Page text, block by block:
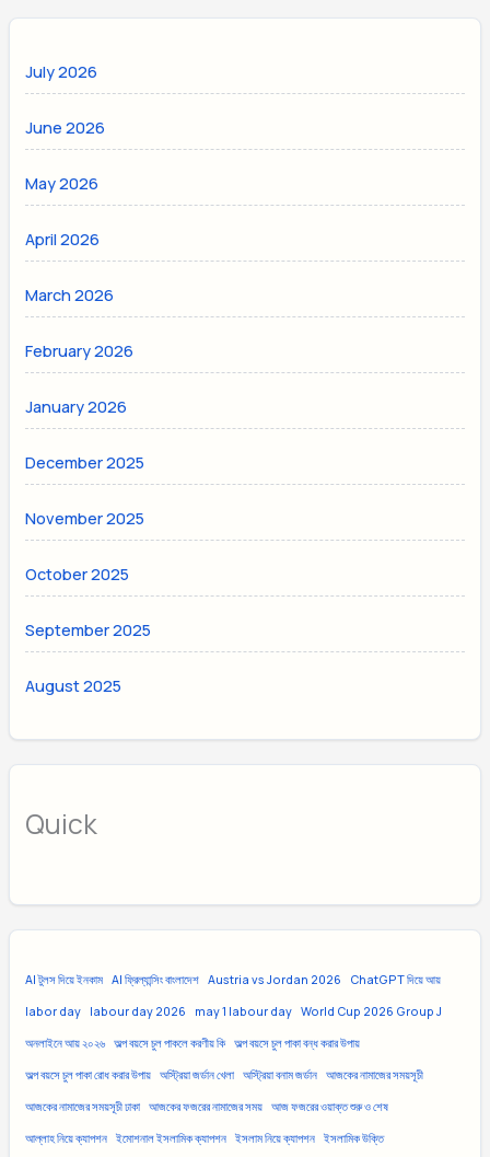
July 2026
June 2026
May 2026
April 2026
March 2026
February 2026
January 2026
December 2025
November 2025
October 2025
September 2025
August 2025
Quick
AI টুলস দিয়ে ইনকাম AI ফ্রিল্যান্সিং বাংলাদেশ Austria vs Jordan 2026 ChatGPT দিয়ে আয়
labor day labour day 2026 may 1 labour day World Cup 2026 Group J
অনলাইনে আয় ২০২৬ অল্প বয়সে চুল পাকলে করণীয় কি অল্প বয়সে চুল পাকা বন্ধ করার উপায়
অল্প বয়সে চুল পাকা রোধ করার উপায় অস্ট্রিয়া জর্ডান খেলা অস্ট্রিয়া বনাম জর্ডান আজকের নামাজের সময়সূচী
আজকের নামাজের সময়সূচী ঢাকা আজকের ফজরের নামাজের সময় আজ ফজরের ওয়াক্ত শুরু ও শেষ
আল্লাহ নিয়ে ক্যাপশন ইমোশনাল ইসলামিক ক্যাপশন ইসলাম নিয়ে ক্যাপশন ইসলামিক উক্তি